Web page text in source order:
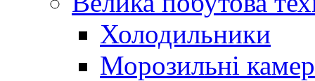
Холодильники
Морозильні